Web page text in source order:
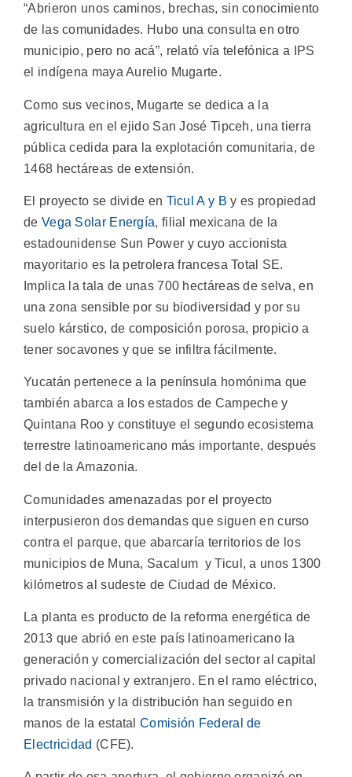
“Abrieron unos caminos, brechas, sin conocimiento
de las comunidades. Hubo una consulta en otro
municipio, pero no acá”, relató vía telefónica a IPS
el indígena maya Aurelio Mugarte.
Como sus vecinos, Mugarte se dedica a la
agricultura en el ejido San José Tipceh, una tierra
pública cedida para la explotación comunitaria, de
1468 hectáreas de extensión.
El proyecto se divide en Ticul A y B y es propiedad
de Vega Solar Energía, filial mexicana de la
estadounidense Sun Power y cuyo accionista
mayoritario es la petrolera francesa Total SE.
Implica la tala de unas 700 hectáreas de selva, en
una zona sensible por su biodiversidad y por su
suelo kárstico, de composición porosa, propicio a
tener socavones y que se infiltra fácilmente.
Yucatán pertenece a la península homónima que
también abarca a los estados de Campeche y
Quintana Roo y constituye el segundo ecosistema
terrestre latinoamericano más importante, después
del de la Amazonia.
Comunidades amenazadas por el proyecto
interpusieron dos demandas que siguen en curso
contra el parque, que abarcaría territorios de los
municipios de Muna, Sacalum y Ticul, a unos 1300
kilómetros al sudeste de Ciudad de México.
La planta es producto de la reforma energética de
2013 que abrió en este país latinoamericano la
generación y comercialización del sector al capital
privado nacional y extranjero. En el ramo eléctrico,
la transmisión y la distribución han seguido en
manos de la estatalComisión Federal de
Electricidad (CFE).